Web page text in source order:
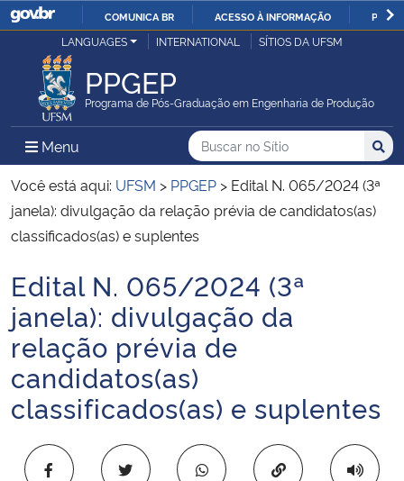
IR
COMUNICA BR ACESSO À INFORMAÇÃO
Ministério da Justiça e Segurança Pública
Ministério da Defesa
Ministério das Relações Exteriores
Ministério da Economia
Ministério da Infraestrutura
Ministério da Agricultura, Pecuária e Abastecimento
Ministério da Educação
Ministério da Cidadania
Ministério da Saúde
LANGUAGES INTERNATIONAL SÍTIOS DA UFSM
PPGEP
Programa de Pós-Graduação em Engenharia de Produção
Menu Menu Principal do Sítio
Busca
Buscar no no Sítio
Busca:
Você está aqui: UFSM > PPGEP > Edital N. 065/2024 (3ª
janela): divulgação da relação prévia de candidatos(as)
classificados(as) e suplentes
Início do conteúdo
Edital N. 065/2024 (3ª
janela): divulgação da
relação prévia de
candidatos(as)
classificados(as) e suplentes
Copiar para área